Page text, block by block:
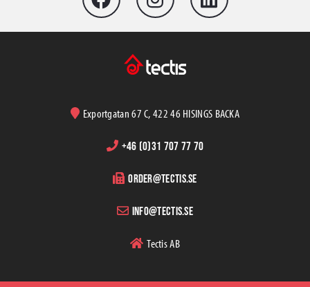
Exportgatan 67 C, 422 46 HISINGS BACKA
+46 (0)31 707 77 70
order@tectis.se
info@tectis.se
Tectis AB